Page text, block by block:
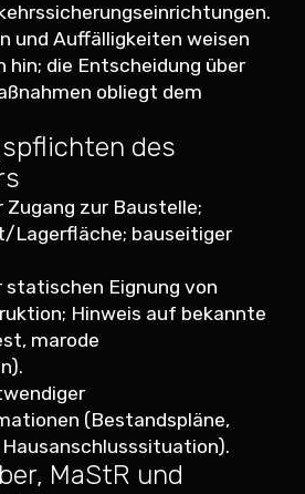
und Auffälligkeiten weisen
hin; die Entscheidung über
obliegt dem
des
Zugang zur Baustelle;
Lagerfläche; bauseitiger
statischen Eignung von
Hinweis auf bekannte
marode
(Bestandspläne,
MaStR und